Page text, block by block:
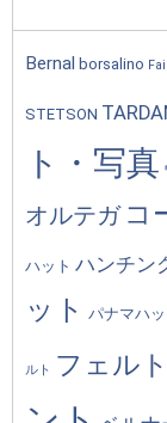
Bernal borsalino
STETSON
ト・写真
オルテガ コ
ハット ハンチン
ット
パナマハ
ルト フェル